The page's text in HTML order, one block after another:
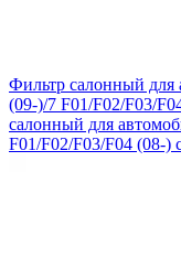
Фильтр салонный для
(09-)/7 F01/F02/F03/
салонный для
F01/F02/F03/F04 (08-)